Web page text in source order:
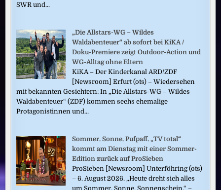
SWR und...
„Die Allstars-WG – Wildes
Waldabenteuer“ ab sofort bei KiKA /
Doku-Premiere zeigt Outdoor-Action und
WG-Alltag ohne Eltern
KiKA – Der Kinderkanal ARD/ZDF
[Newsroom] Erfurt (ots) – Wiedersehen
mit bekannten Gesichtern: In „Die Allstars-WG – Wildes
Waldabenteuer“ (ZDF) kommen sechs ehemalige
Protagonistinnen und...
Sommer. Sonne. Pufpaff. „TV total“
kommt am Dienstag mit einer Sommer-
Edition zurück auf ProSieben
ProSieben [Newsroom] Unterföhring (ots)
– 6. August 2026. „Heute dreht sich alles
um Sommer, Sonne, Sonnenschein.“ –